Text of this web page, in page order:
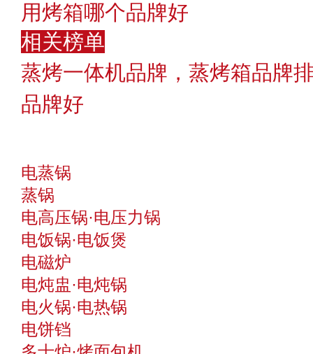
用烤箱哪个品牌好
相关榜单
蒸烤一体机品牌，蒸烤箱品牌
品牌好
电蒸锅
蒸锅
电高压锅·电压力锅
电饭锅·电饭煲
电磁炉
电炖盅·电炖锅
电火锅·电热锅
电饼铛